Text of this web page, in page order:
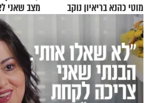
מוטי כהנא בריאיון נוקב
מצב שאני
בבוקר